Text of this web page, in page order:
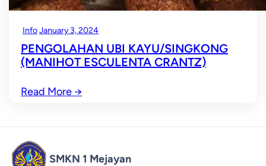
InfoJanuary 3, 2024
PENGOLAHAN UBI KAYU/SINGKONG
(MANIHOT ESCULENTA CRANTZ)
Read More →
SMKN 1 Mejayan